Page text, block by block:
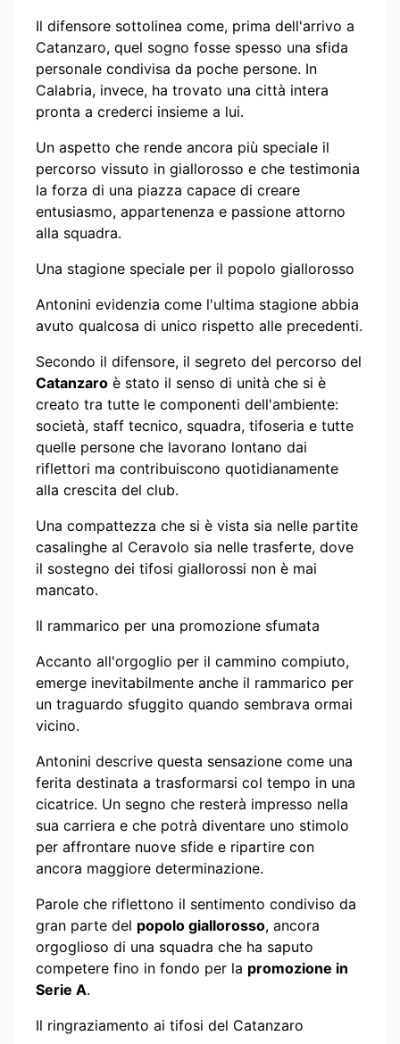
Il difensore sottolinea come, prima dell'arrivo a
Catanzaro, quel sogno fosse spesso una sfida
personale condivisa da poche persone. In
Calabria, invece, ha trovato una città intera
pronta a crederci insieme a lui.
Un aspetto che rende ancora più speciale il
percorso vissuto in giallorosso e che testimonia
la forza di una piazza capace di creare
entusiasmo, appartenenza e passione attorno
alla squadra.
Una stagione speciale per il popolo giallorosso
Antonini evidenzia come l'ultima stagione abbia
avuto qualcosa di unico rispetto alle precedenti.
Secondo il difensore, il segreto del percorso del
Catanzaro è stato il senso di unità che si è
creato tra tutte le componenti dell'ambiente:
società, staff tecnico, squadra, tifoseria e tutte
quelle persone che lavorano lontano dai
riflettori ma contribuiscono quotidianamente
alla crescita del club.
Una compattezza che si è vista sia nelle partite
casalinghe al Ceravolo sia nelle trasferte, dove
il sostegno dei tifosi giallorossi non è mai
mancato.
Il rammarico per una promozione sfumata
Accanto all'orgoglio per il cammino compiuto,
emerge inevitabilmente anche il rammarico per
un traguardo sfuggito quando sembrava ormai
vicino.
Antonini descrive questa sensazione come una
ferita destinata a trasformarsi col tempo in una
cicatrice. Un segno che resterà impresso nella
sua carriera e che potrà diventare uno stimolo
per affrontare nuove sfide e ripartire con
ancora maggiore determinazione.
Parole che riflettono il sentimento condiviso da
gran parte del popolo giallorosso, ancora
orgoglioso di una squadra che ha saputo
competere fino in fondo per la promozione in
Serie A.
Il ringraziamento ai tifosi del Catanzaro